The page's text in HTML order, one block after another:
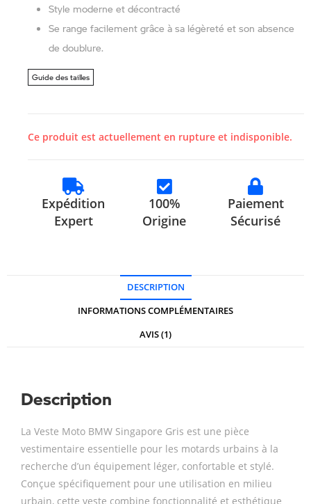
Style moderne et décontracté
Se range facilement grâce à sa légèreté et son absence
de doublure.
Guide des tailles
Ce produit est actuellement en rupture et indisponible.
Expédition
Expert
100%
Origine
Paiement
Sécurisé
DESCRIPTION
INFORMATIONS COMPLÉMENTAIRES
AVIS (1)
Description
La Veste Moto BMW Singapore Gris est une pièce
vestimentaire essentielle pour les motards urbains à la
recherche d’un équipement léger, confortable et stylé.
Conçue spécifiquement pour une utilisation en milieu
urbain, cette veste combine fonctionnalité et esthétique